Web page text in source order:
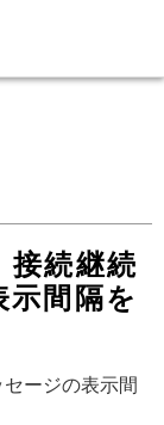
接続継続
間隔を
ージの表示間